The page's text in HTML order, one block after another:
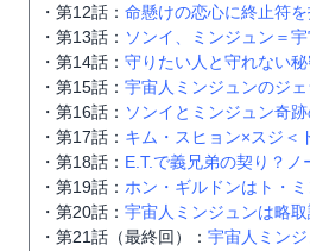
・第12話： 命懸けの恋心に終止符
・第13話： ソンイ、ミンジュン＝
・第14話： 守りたい人と守れない
・第15話： 宇宙人ミンジュンのジ
・第16話： ソンイとミンジュン奇
・第17話： キム・スヒョン×スジ＜
・第18話： E.T.で義兄弟の契り？
・第19話： ホン・ギルドンはト・
・第20話： 宇宙人ミンジュンは略
・第21話（最終回）： 宇宙人ミン